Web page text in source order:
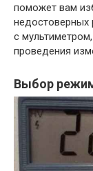
поможет вам
недостоверных
с
проведения
Выбор